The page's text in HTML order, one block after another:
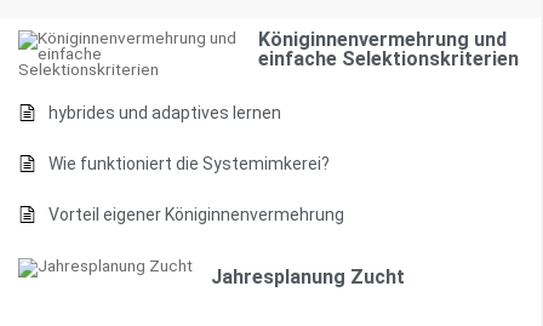
Königinnenvermehrung und
einfache Selektionskriterien
hybrides und adaptives lernen
Wie funktioniert die Systemimkerei?
Vorteil eigener Königinnenvermehrung
Jahresplanung Zucht